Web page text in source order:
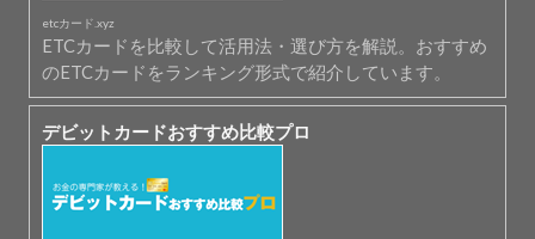
etcカード.xyz
ETCカードを比較して活用法・選び方を解説。おすすめ
のETCカードをランキング形式で紹介しています。
デビットカードおすすめ比較プロ